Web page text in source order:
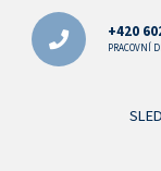
+420
PRACOVNÍ